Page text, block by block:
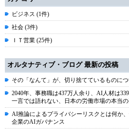
ビジネス (1件)
社会 (3件)
ＩＴ営業 (25件)
オルタナティブ・ブログ 最新の投稿
その「なんて」が、切り捨てているものに
2040年、事務職は437万人余り、AI人材は
一言では語れない、日本の労働市場の本当
AI推論によるプライバシーリスクとは何か
企業のAIガバナンス